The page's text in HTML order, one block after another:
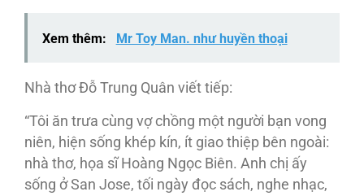
Xem thêm: Mr Toy Man. như huyền thoại
Nhà thơ Đỗ Trung Quân viết tiếp:
“Tôi ăn trưa cùng vợ chồng một người bạn vong
niên, hiện sống khép kín, ít giao thiệp bên ngoài:
nhà thơ, họa sĩ Hoàng Ngọc Biên. Anh chị ấy
sống ở San Jose, tối ngày đọc sách, nghe nhạc,